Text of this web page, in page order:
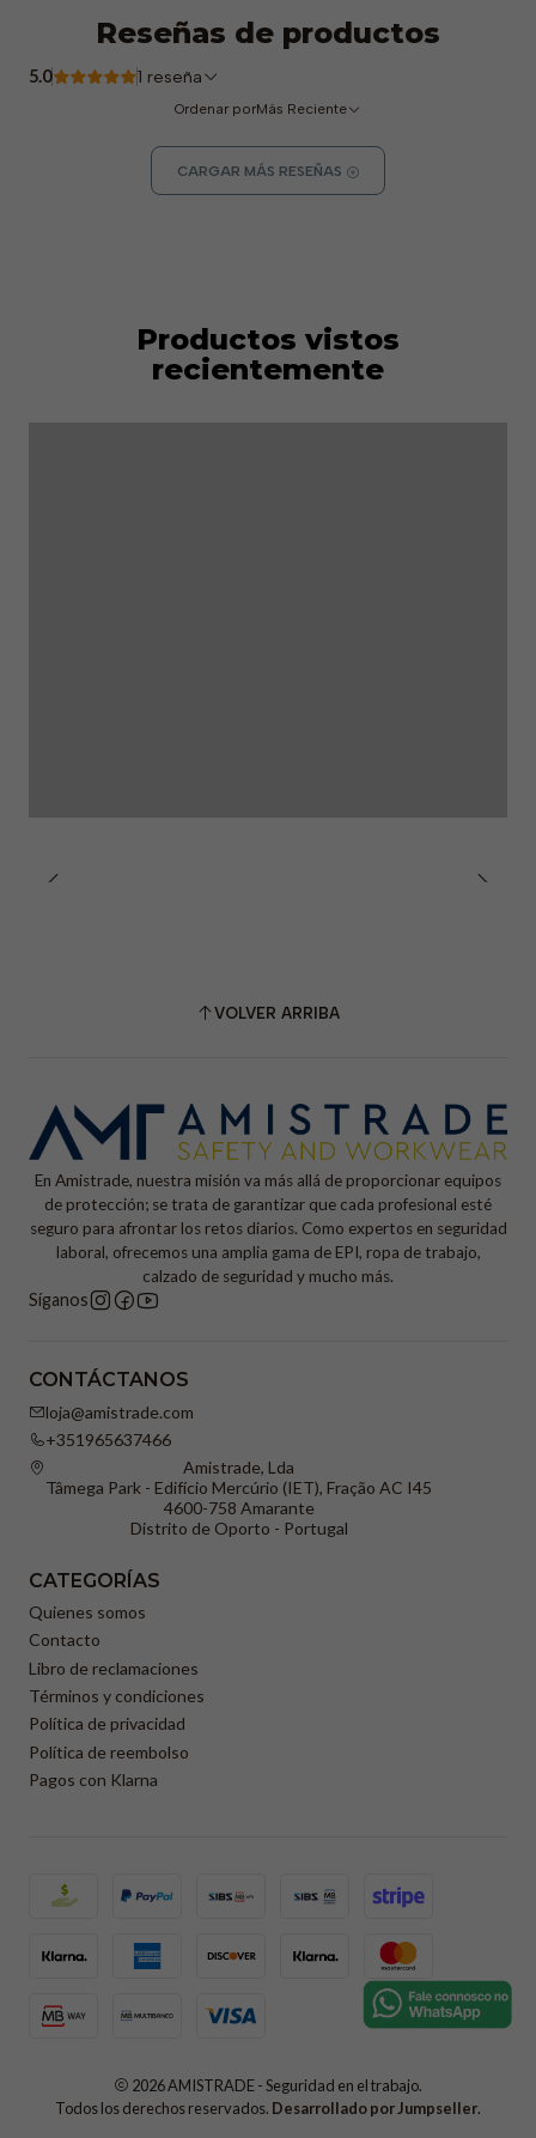
Reseñas de productos
5.0 1 reseña
Ordenar porMás Reciente
CARGAR MÁS RESEÑAS
Productos vistos
recientemente
VOLVER ARRIBA
En Amistrade, nuestra misión va más allá de proporcionar equipos
de protección; se trata de garantizar que cada profesional esté
seguro para afrontar los retos diarios. Como expertos en seguridad
laboral, ofrecemos una amplia gama de EPI, ropa de trabajo,
calzado de seguridad y mucho más.
Síganos
CONTÁCTANOS
loja@amistrade.com
+351965637466
Amistrade, Lda
Tâmega Park - Edifício Mercúrio (IET), Fração AC I45
4600-758 Amarante
Distrito de Oporto - Portugal
CATEGORÍAS
Quienes somos
Contacto
Libro de reclamaciones
Términos y condiciones
Política de privacidad
Política de reembolso
Pagos con Klarna
2026 AMISTRADE - Seguridad en el trabajo.
Todos los derechos reservados. Desarrollado por Jumpseller.